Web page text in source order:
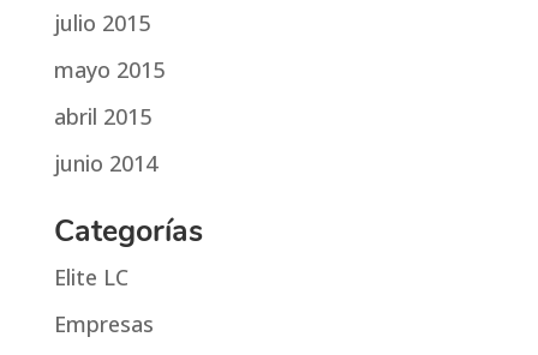
julio 2015
mayo 2015
abril 2015
junio 2014
Categorías
Elite LC
Empresas